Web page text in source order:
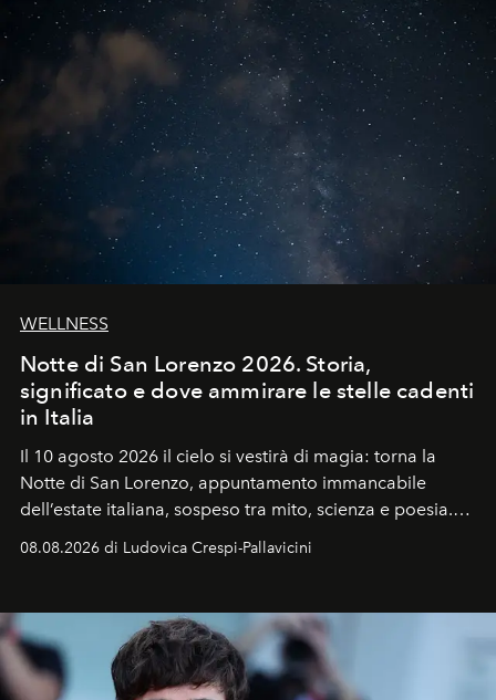
WELLNESS
Notte di San Lorenzo 2026. Storia,
significato e dove ammirare le stelle cadenti
in Italia
Il 10 agosto 2026 il cielo si vestirà di magia: torna la
Notte di San Lorenzo, appuntamento immancabile
dell’estate italiana, sospeso tra mito, scienza e poesia.
celeste per seguire il passaggio delle
all’universo i desideri più segreti
08.08.2026 di Ludovica Crespi-Pallavicini